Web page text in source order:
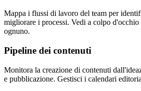
Mappa i flussi di lavoro del team per
migliorare i processi. Vedi a colpo d'occhio
ognuno.
Pipeline dei contenuti
Monitora la creazione di contenuti
e pubblicazione. Gestisci i calendari